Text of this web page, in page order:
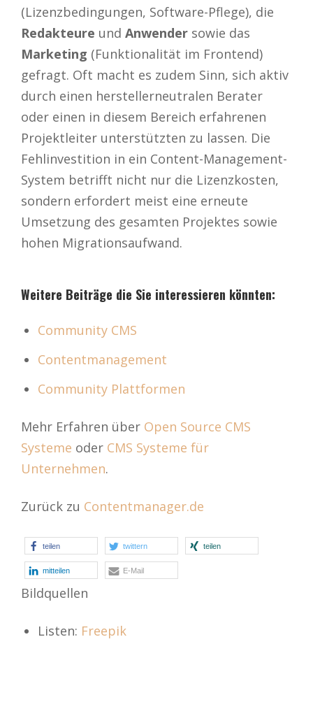
(Lizenzbedingungen, Software-Pflege), die
Redakteure und Anwender sowie das
Marketing (Funktionalität im Frontend)
gefragt. Oft macht es zudem Sinn, sich aktiv
durch einen herstellerneutralen Berater
oder einen in diesem Bereich erfahrenen
Projektleiter unterstützten zu lassen. Die
Fehlinvestition in ein Content-Management-
System betrifft nicht nur die Lizenzkosten,
sondern erfordert meist eine erneute
Umsetzung des gesamten Projektes sowie
hohen Migrationsaufwand.
Weitere Beiträge die Sie interessieren könnten:
Community CMS
Contentmanagement
Community Plattformen
Mehr Erfahren über Open Source CMS
Systeme oder CMS Systeme für
Unternehmen.
Zurück zu Contentmanager.de
teilen twittern teilen
mitteilen E-Mail
Bildquellen
Listen: Freepik